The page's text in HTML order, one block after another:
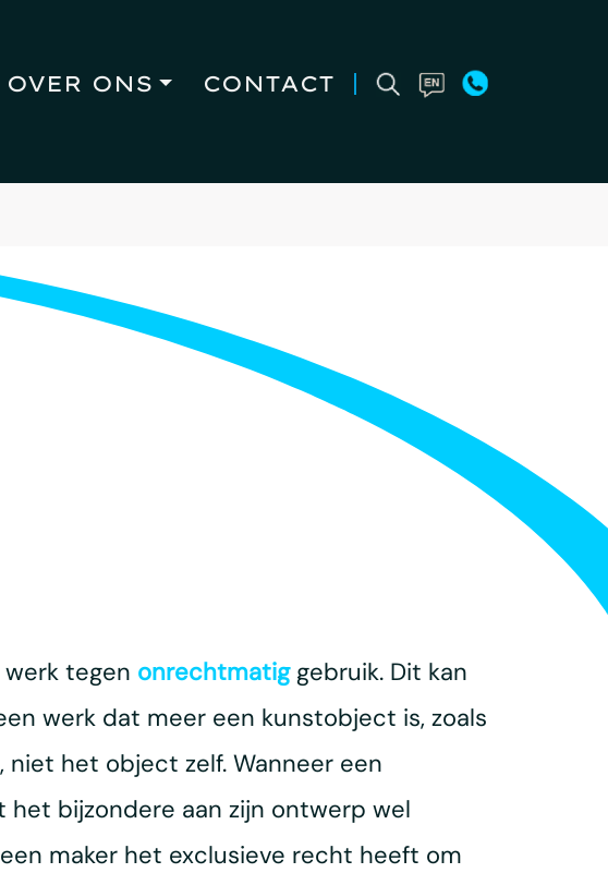
OVER ONS CONTACT
tegen onrechtmatiggebruik. Dit kan
werk dat meer een kunstobject is, zoals
het object zelf. Wanneer een
bijzondere aan zijn ontwerp wel
maker het exclusieve recht heeft om